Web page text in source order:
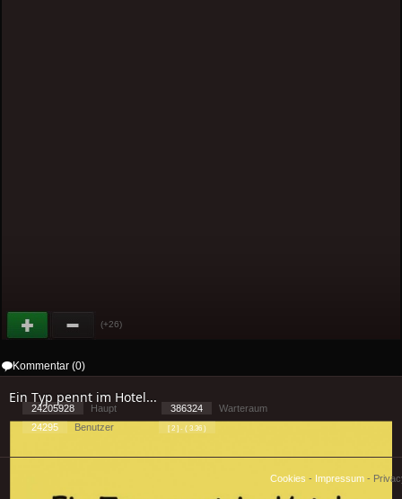
(+26)
Kommentar (0)
Ein Typ pennt im Hotel...
24205928 Haupt 386324
Warteraum
24295
Benutzer [ 2 ] - ( 3.36 )
Cookies - Impressum -